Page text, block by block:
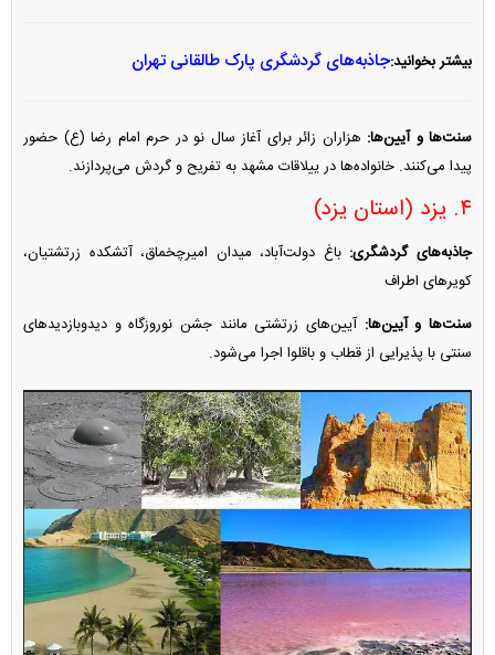
بیشتر بخوانید:جاذبه‌های گردشگری پارک طالقانی تهران
سنت‌ها و آیین‌ها: هزاران زائر برای آغاز سال نو در حرم امام رضا (ع) حضور
پیدا می‌کنند. خانواده‌ها در ییلاقات مشهد به تفریح و گردش می‌پردازند.
۴. یزد (استان یزد)
جاذبه‌های گردشگری:باغ دولت‌آباد، میدان امیرچخماق، آتشکده زرتشتیان،
کویر‌های اطراف
سنت‌ها و آیین‌ها: آیین‌های زرتشتی مانند جشن نوروزگاه و دیدوبازدید‌های
سنتی با پذیرایی از قطاب و باقلوا اجرا می‌شود.